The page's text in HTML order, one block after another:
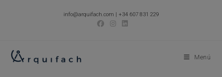
info@arquifach.com | +34 607 831 229
Menú